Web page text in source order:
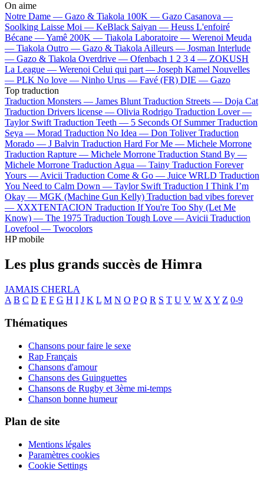
On aime
Notre Dame — Gazo & Tiakola 100K — Gazo Casanova —
Soolking Laisse Moi — KeBlack Saiyan — Heuss L'enfoiré
Bécane —Yamê 200K — Tiakola Laboratoire — Werenoi Meuda
— Tiakola Outro — Gazo & TiakolaAilleurs — Josman Interlude
— Gazo & Tiakola Overdrive — Ofenbach 1 2 3 4 — ZOKUSH
La League — Werenoi Celui qui part — Joseph Kamel Nouvelles
— PLK No love — Ninho Urus — Favé (FR) DIE — Gazo
Top traduction
Traduction Monsters — James Blunt Traduction Streets — Doja Cat
Traduction Drivers license — Olivia Rodrigo Traduction Lover —
Taylor Swift Traduction Teeth — 5 Seconds Of Summer Traduction
Seya — Morad Traduction No Idea — Don Toliver Traduction
Morado — J Balvin Traduction Hard For Me — Michele Morrone
Traduction Rapture — Michele Morrone Traduction Stand By —
Michele Morrone Traduction Agua — Tainy Traduction Forever
Yours —Avicii Traduction Come & Go — Juice WRLD Traduction
You Need to Calm Down — Taylor Swift Traduction I Think I’m
Okay — MGK (Machine Gun Kelly) Traduction bad vibes forever
— XXXTENTACION Traduction If You're Too Shy (Let Me
Know) — The 1975 Traduction Tough Love —Avicii Traduction
Lovefool — Twocolors
HP mobile
Les plus grands succès de Himra
JAMAIS CHERLA
A B C D E F G H I J K L M N O P Q R S T U V W X Y Z 0-9
Thématiques
Chansons pour faire le sexe
Rap Français
Chansons d'amour
Chansons des Guinguettes
Chansons de Rugby et 3ème mi-temps
Chanson bonne humeur
Plan de site
Mentions légales
Paramètres cookies
Cookie Settings